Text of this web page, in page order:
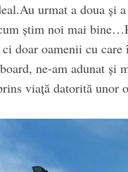
urmat a doua și
știm noi mai
doar oamenii cu
ne-am adunat
viață datorită unor